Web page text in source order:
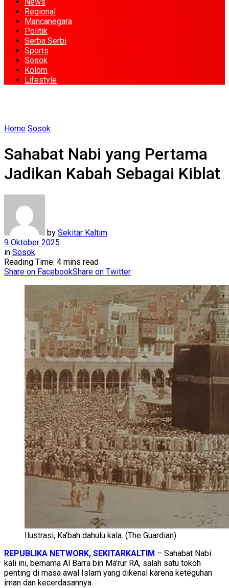
Regional
Mancanegara
Politik
Serba Serbi
Sports
Sosok
Kolom
Lifestyle
Home Sosok
Sahabat Nabi yang Pertama
Jadikan Kabah Sebagai Kiblat
by Sekitar Kaltim
9 Oktober 2025
in Sosok
Reading Time: 4 mins read
Share on FacebookShare on Twitter
Ilustrasi, Ka'bah dahulu kala. (The Guardian)
REPUBLIKA NETWORK, SEKITARKALTIM – Sahabat Nabi
kali ini, bernama Al Barra bin Ma’rur RA, salah satu tokoh
penting di masa awal Islam yang dikenal karena keteguhan
iman dan kecerdasannya.